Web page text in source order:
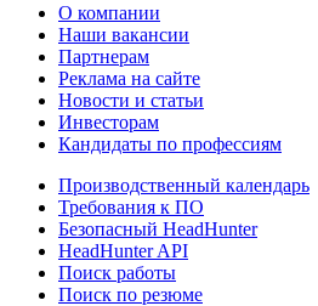
О компании
Наши вакансии
Партнерам
Реклама на сайте
Новости и статьи
Инвесторам
Кандидаты по профессиям
Производственный календарь
Требования к ПО
Безопасный HeadHunter
HeadHunter API
Поиск работы
Поиск по резюме